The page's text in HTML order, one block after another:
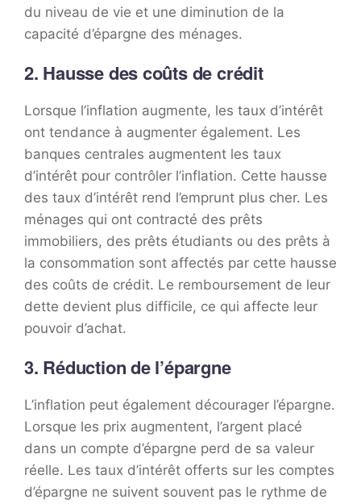
du niveau de vie et une diminution de la
capacité d’épargne des ménages.
2. Hausse des coûts de crédit
Lorsque l’inflation augmente, les taux d’intérêt
ont tendance à augmenter également. Les
banques centrales augmentent les taux
d’intérêt pour contrôler l’inflation. Cette hausse
des taux d’intérêt rend l’emprunt plus cher. Les
ménages qui ont contracté des prêts
immobiliers, des prêts étudiants ou des prêts à
la consommation sont affectés par cette hausse
des coûts de crédit. Le remboursement de leur
dette devient plus difficile, ce qui affecte leur
pouvoir d’achat.
3. Réduction de l’épargne
L’inflation peut également décourager l’épargne.
Lorsque les prix augmentent, l’argent placé
dans un compte d’épargne perd de sa valeur
réelle. Les taux d’intérêt offerts sur les comptes
d’épargne ne suivent souvent pas le rythme de